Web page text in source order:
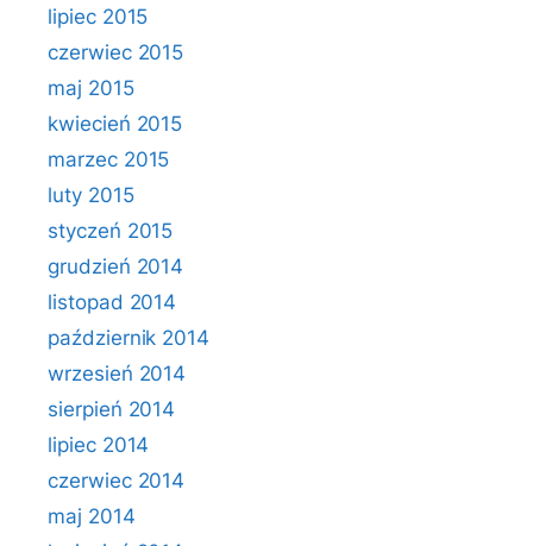
lipiec 2015
czerwiec 2015
maj 2015
kwiecień 2015
marzec 2015
luty 2015
styczeń 2015
grudzień 2014
listopad 2014
październik 2014
wrzesień 2014
sierpień 2014
lipiec 2014
czerwiec 2014
maj 2014